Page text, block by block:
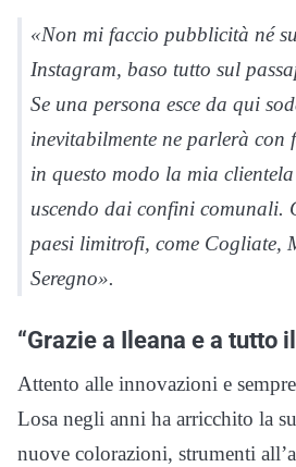
«Non mi faccio pubblicità né
Instagram, baso tutto sul
Se una persona esce da qui
inevitabilmente ne parlerà
in questo modo la mia
uscendo dai confini comunali.
paesi limitrofi, come Cogliate,
Seregno».
“Grazie a Ileana e a tutto
Attento alle innovazioni e
Losa negli anni ha arricchito la
nuove colorazioni, strumenti